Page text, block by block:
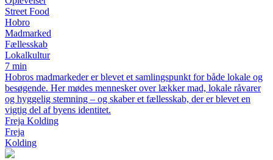
Street Food
Hobro
Madmarked
Fællesskab
Lokalkultur
7 min
Hobros madmarkeder er blevet et samlingspunkt for både lokale og
besøgende. Her mødes mennesker over lækker mad, lokale råvarer
og hyggelig stemning – og skaber et fællesskab, der er blevet en
vigtig del af byens identitet.
Freja Kolding
Freja
Kolding